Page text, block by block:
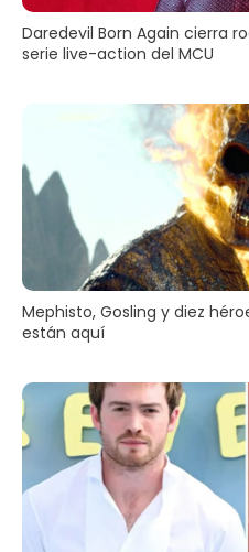
Daredevil Born Again cierra
serie live-action del MCU
Mephisto, Gosling y diez
están aquí